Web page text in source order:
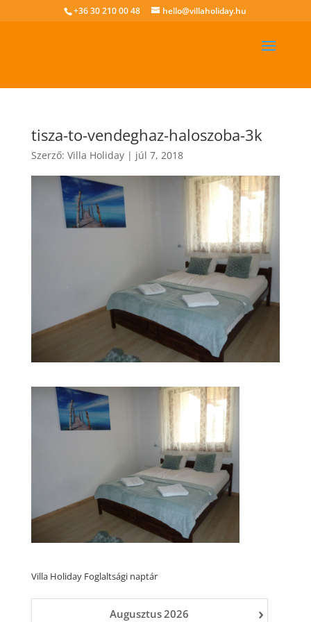
+36 30 210 00 48 hello@villaholiday.hu
tisza-to-vendeghaz-haloszoba-3k
Szerző: Villa Holiday| júl 7, 2018
Villa Holiday Foglaltsági naptár
›
Augusztus2026